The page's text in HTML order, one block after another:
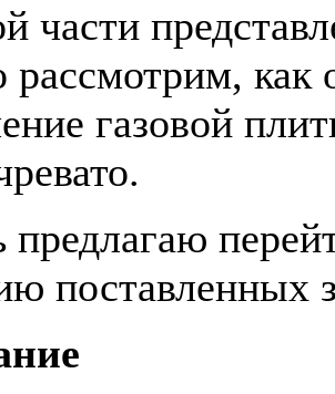
части
рассмотрим, как
газовой
предлагаю
поставленных